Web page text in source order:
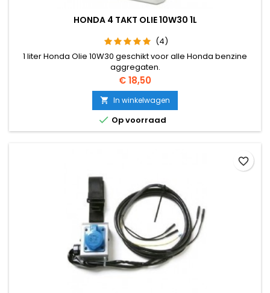
HONDA 4 TAKT OLIE 10W30 1L
(4)
1 liter Honda Olie 10W30 geschikt voor alle Honda benzine
aggregaten.
Prijs
€ 18,50
 In winkelwagen
 Op voorraad
favorite_border